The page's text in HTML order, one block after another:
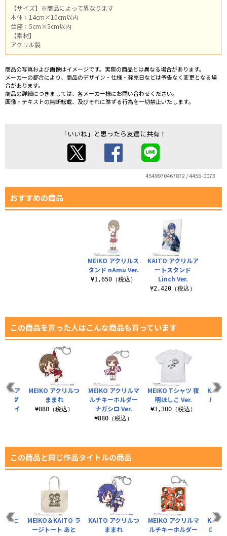
【サイズ】※商品によって異なります
本体：14cm×10cm以内
台座：5cm×5cm以内
【素材】
アクリル製
商品の写真および画像はイメージです。実際の商品とは異なる場合があります。
メーカーの都合により、商品のデザイン・仕様・発売日などは予告なく変更となる場
合があります。
商品の詳細につきましては、各メーカー様にお問い合わせください。
画像・テキストの無断転載、及びそれに準ずる行為を一切禁止いたします。
「いいね」と思ったら友達に共有！
4549970467872 / 4456-0073
おすすめの商品
MEIKO アクリルス
タンド nAmu Ver.
¥1,650（税込）
KAITO アクリルア
ートスタンド
Linch Ver.
¥2,420（税込）
この商品を買った人はこんな商品も買っています
MEIKO アクリルマ
ルチキーホルダー
ナガシロ Ver.
¥880（税込）
MEIKO Tシャツ 夜
明ほしこ Ver.
¥3,300（税込）
ルチ
ア
ルダ
ライ
MEIKO アクリルつ
ままれ
¥880（税込）
この商品と同じ作品タイトルの商品
KAITO アクリルつ
ままれ
MEIKO アクリルマ
ルチキーホルダー
ロッ
ユニ
MEIKO＆KAITO ラ
ージトート あと